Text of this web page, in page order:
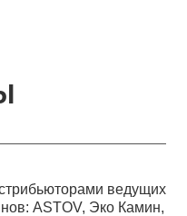
ведущих
ASTOV, Эко Камин,